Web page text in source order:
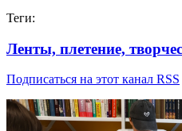
Теги:
Ленты, плетение,
Подписаться на этот канал RSS